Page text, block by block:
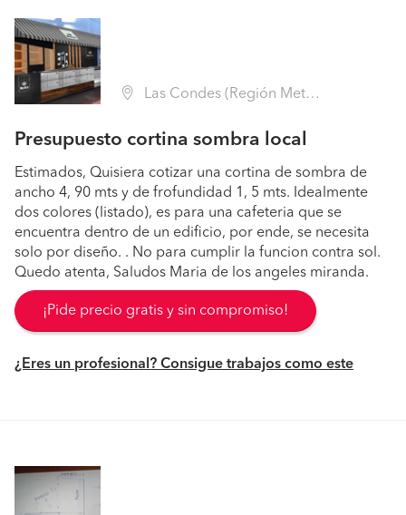
Las Condes (Región Metropolitana - Santiago)
Presupuesto cortina sombra local
Estimados, Quisiera cotizar una cortina de sombra de
ancho 4, 90 mts y de frofundidad 1, 5 mts. Idealmente
dos colores (listado), es para una cafeteria que se
encuentra dentro de un edificio, por ende, se necesita
solo por diseño. . No para cumplir la funcion contra sol.
Quedo atenta, Saludos Maria de los angeles miranda.
¡Pide precio gratis y sin compromiso!
¿Eres un profesional? Consigue trabajos como este